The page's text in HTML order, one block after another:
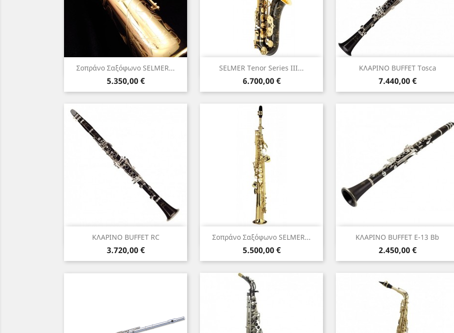
Σοπράνο Σαξόφωνο SELMER...
Τιμή
5.350,00 €
Γρήγορη προβολή SELMER Tenor Series III...
Τιμή
6.700,00 €
Γρήγορη προβολή ΚΛΑΡΙΝΟ BUFFET Tosca
Τιμή
7.440,00 €
Γρήγορη προβολή
ΚΛΑΡΙΝΟ BUFFET RC
Τιμή
3.720,00 €
Γρήγορη προβολή Σοπράνο Σαξόφωνο SELMER...
Τιμή
5.500,00 €
Γρήγορη προβολή ΚΛΑΡΙΝΟ BUFFET E-13 Bb
Τιμή
2.450,00 €
Γρήγορη προβολή